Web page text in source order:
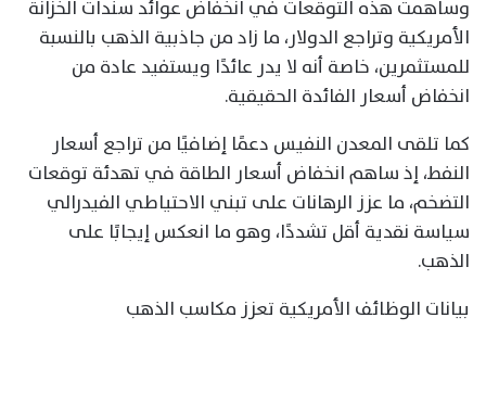
وساهمت هذه التوقعات في انخفاض عوائد سندات الخزانة
الأمريكية وتراجع الدولار، ما زاد من جاذبية الذهب بالنسبة
للمستثمرين، خاصة أنه لا يدر عائدًا ويستفيد عادة من
انخفاض أسعار الفائدة الحقيقية.
كما تلقى المعدن النفيس دعمًا إضافيًا من تراجع أسعار
النفط، إذ ساهم انخفاض أسعار الطاقة في تهدئة توقعات
التضخم، ما عزز الرهانات على تبني الاحتياطي الفيدرالي
سياسة نقدية أقل تشددًا، وهو ما انعكس إيجابًا على
الذهب.
بيانات الوظائف الأمريكية تعزز مكاسب الذهب